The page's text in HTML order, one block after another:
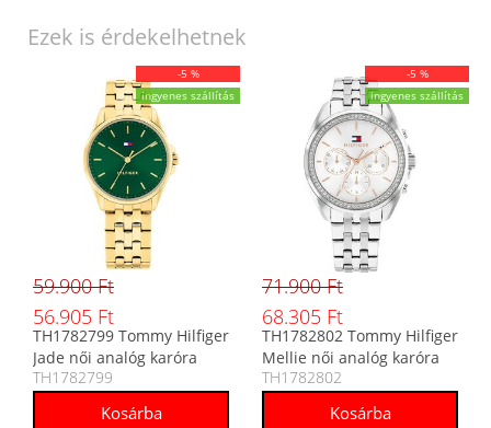
Ezek is érdekelhetnek
-5 %
ingyenes szállítás
59.900 Ft
56.905 Ft
TH1782799 Tommy Hilfiger
Jade női analóg karóra
TH1782799
-5 %
ingyenes szállítás
71.900 Ft
68.305 Ft
TH1782802 Tommy Hilfiger
Mellie női analóg karóra
TH1782802